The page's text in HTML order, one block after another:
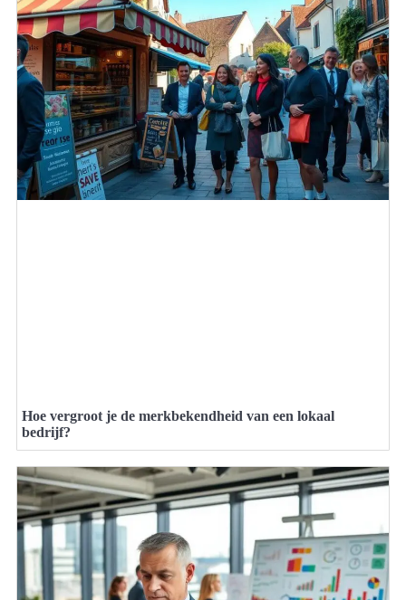
Hoe vergroot je de merkbekendheid van een lokaal
bedrijf?